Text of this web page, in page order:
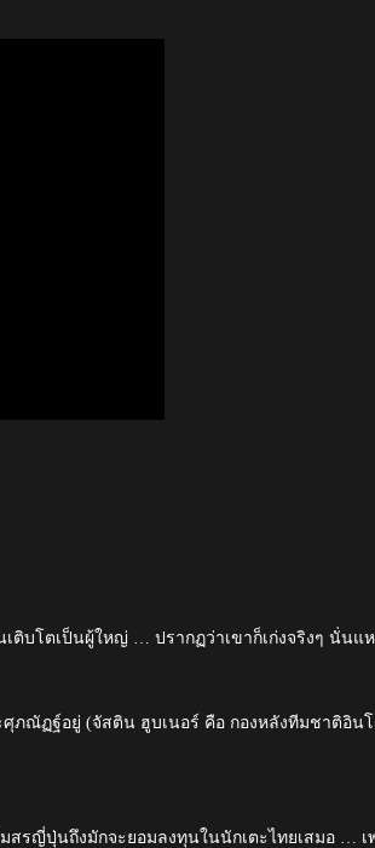
ติบโตเป็นผู้ใหญ่ … ปรากฏว่าเขาก็เก่งจริงๆ นั่นแ
ศุภณัฏฐ์อยู่ (จัสติน ฮูบเนอร์ คือ กองหลังทีมชาติอิน
รญี่ปุ่นถึงมักจะยอมลงทุนในนักเตะไทยเสมอ … เ